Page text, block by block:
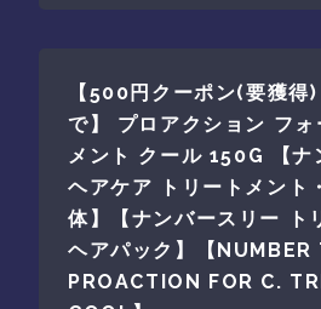
【500円クーポン(要獲
で】 プロアクション フォ
メント クール 150G 【ナ
ヘアケア トリートメント
体】【ナンバースリー ト
ヘアパック】【NUMBER
PROACTION FOR C.